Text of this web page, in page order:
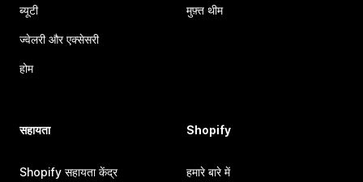
ब्यूटी
ज्वेलरी और एक्सेसरी
होम
मुफ़्त थीम
सहायता
Shopify सहायता केंद्र
Shopify
हमारे बारे में